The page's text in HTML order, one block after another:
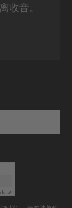
收音。
⇗